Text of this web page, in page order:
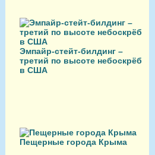
Эмпайр-стейт-билдинг –
третий по высоте небоскрёб
в США
Пещерные города Крыма